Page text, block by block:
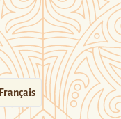
Français